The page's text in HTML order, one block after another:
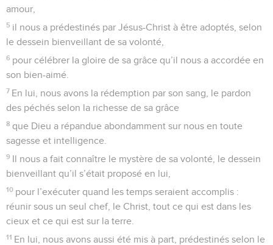
amour,
5 il nous a prédestinés par Jésus-Christ à être adoptés, selon
le dessein bienveillant de sa volonté,
6 pour célébrer la gloire de sa grâce qu’il nous a accordée en
son bien-aimé.
7 En lui, nous avons la rédemption par son sang, le pardon
des péchés selon la richesse de sa grâce
8 que Dieu a répandue abondamment sur nous en toute
sagesse et intelligence.
9 Il nous a fait connaître le mystère de sa volonté, le dessein
bienveillant qu’il s’était proposé en lui,
10 pour l’exécuter quand les temps seraient accomplis :
réunir sous un seul chef, le Christ, tout ce qui est dans les
cieux et ce qui est sur la terre.
11 En lui, nous avons aussi été mis à part, prédestinés selon le